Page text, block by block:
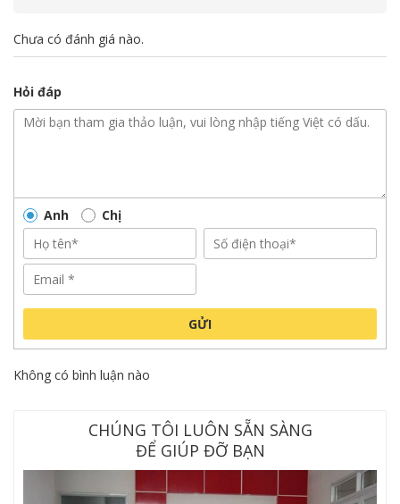
Chưa có đánh giá nào.
Hỏi đáp
Anh Chị
GỬI
Không có bình luận nào
CHÚNG TÔI LUÔN SẴN SÀNG
ĐỂ GIÚP ĐỠ BẠN